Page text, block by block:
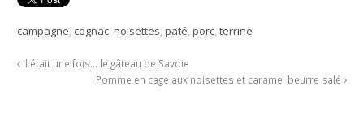
campagne, cognac,noisettes,paté,porc,terrine
Il était une fois… le gâteau de Savoie
Pomme en cage aux noisettes et caramel beurre salé